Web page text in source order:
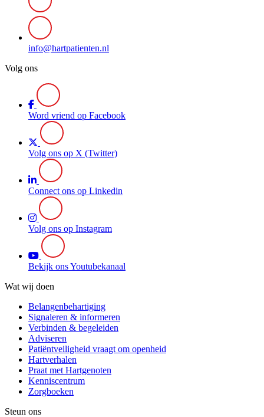
info@hartpatienten.nl
Volg ons
Word vriend op Facebook
Volg ons op X (Twitter)
Connect ons op Linkedin
Volg ons op Instagram
Bekijk ons Youtubekanaal
Wat wij doen
Belangenbehartiging
Signaleren & informeren
Verbinden & begeleiden
Adviseren
Patiëntveiligheid vraagt om openheid
Hartverhalen
Praat met Hartgenoten
Kenniscentrum
Zorgboeken
Steun ons